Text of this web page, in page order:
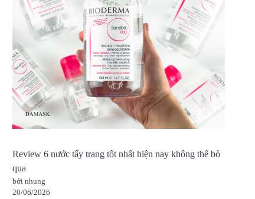
Review 6 nước tẩy trang tốt nhất hiện nay không thể bỏ
qua
bởi nhung
20/06/2026